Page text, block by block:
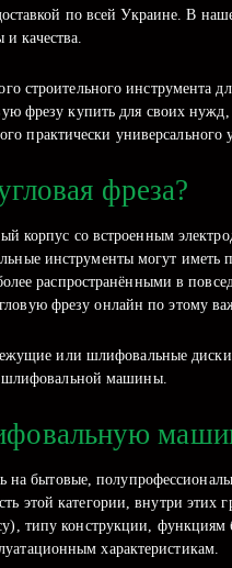
по всей Украине. В
и качества.
инструмента
купить для своих нужд,
практически универсального
фреза?
корпус со встроенным
инструменты могут
распространёнными в
фрезу онлайн по этому
или шлифовальные
шлифовальной машины.
бытовые,
этой категории, внутри этих
типу конструкции,
характеристикам.